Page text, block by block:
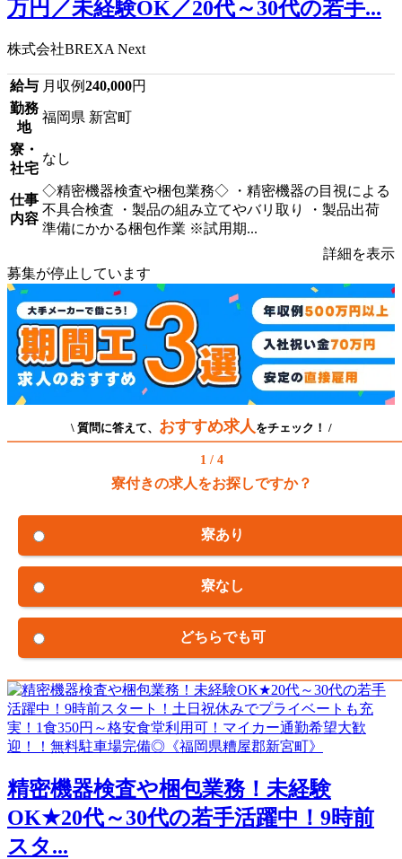
万円／未経験OK／20代～30代の若手...
株式会社BREXA Next
給与 月収例240,000円
勤務
地
福岡県 新宮町
寮・
社宅
なし
仕事
内容
◇精密機器検査や梱包業務◇ ・精密機器の目視による
不具合検査 ・製品の組み立てやバリ取り ・製品出荷
準備にかかる梱包作業 ※試用期...
詳細を表示
募集が停止しています
\ 質問に答えて、 おすすめ求人 をチェック！ /
1 / 4
寮付きの求人をお探しですか？
寮あり
寮なし
どちらでも可
精密機器検査や梱包業務！未経験
OK★20代～30代の若手活躍中！9時前
スタ...